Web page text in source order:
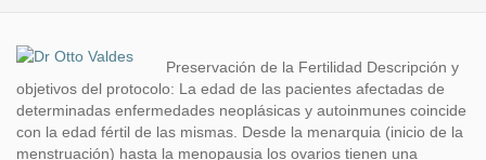
Preservación de la Fertilidad Descripción y
objetivos del protocolo: La edad de las pacientes afectadas de
determinadas enfermedades neoplásicas y autoinmunes coincide
con la edad fértil de las mismas. Desde la menarquia (inicio de la
menstruación) hasta la menopausia los ovarios tienen una